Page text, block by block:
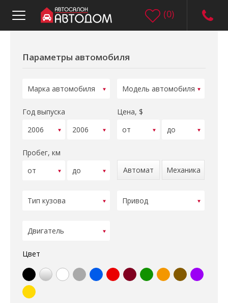
(0)
Параметры автомобиля
Год выпуска Цена, $
Пробег, км
Автомат
Механика
Цвет